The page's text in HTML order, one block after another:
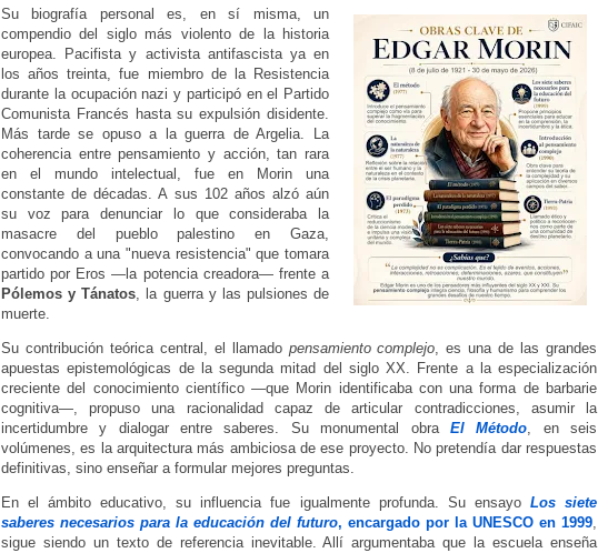
Su biografía personal es, en sí misma, un
compendio del siglo más violento de la historia
europea. Pacifista y activista antifascista ya en
los años treinta, fue miembro de la Resistencia
durante la ocupación nazi y participó en el Partido
Comunista Francés hasta su expulsión disidente.
Más tarde se opuso a la guerra de Argelia. La
coherencia entre pensamiento y acción, tan rara
en el mundo intelectual, fue en Morin una
constante de décadas. A sus 102 años alzó aún
su voz para denunciar lo que consideraba la
masacre del pueblo palestino en Gaza,
convocando a una "nueva resistencia" que tomara
partido por Eros —la potencia creadora— frente a
Pólemos y Tánatos, la guerra y las pulsiones de
muerte.
Su contribución teórica central, el llamado pensamiento complejo, es una de las grandes
apuestas epistemológicas de la segunda mitad del siglo XX. Frente a la especialización
creciente del conocimiento científico —que Morin identificaba con una forma de barbarie
cognitiva—, propuso una racionalidad capaz de articular contradicciones, asumir la
incertidumbre y dialogar entre saberes. Su monumental obra El Método, en seis
volúmenes, es la arquitectura más ambiciosa de ese proyecto. No pretendía dar respuestas
definitivas, sino enseñar a formular mejores preguntas.
En el ámbito educativo, su influencia fue igualmente profunda. Su ensayo Los siete
saberes necesarios para la educación del futuro, encargado por la UNESCO en 1999,
sigue siendo un texto de referencia inevitable. Allí argumentaba que la escuela enseña